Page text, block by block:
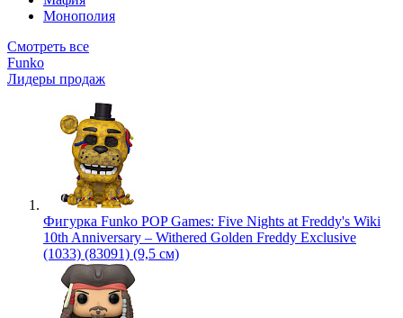
Монополия
Смотреть все
Funko
Лидеры продаж
Фигурка Funko POP Games: Five Nights at Freddy's Wiki
10th Anniversary – Withered Golden Freddy Exclusive
(1033) (83091) (9,5 см)